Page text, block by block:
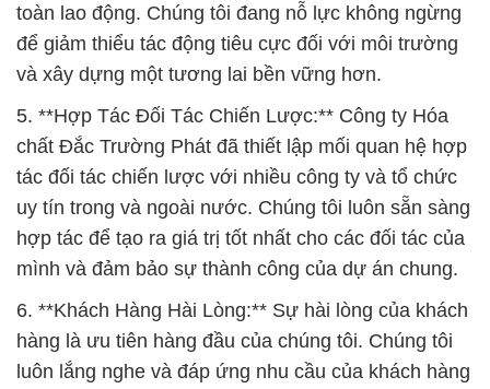
toàn lao động. Chúng tôi đang nỗ lực không ngừng
để giảm thiểu tác động tiêu cực đối với môi trường
và xây dựng một tương lai bền vững hơn.
5. **Hợp Tác Đối Tác Chiến Lược:** Công ty Hóa
chất Đắc Trường Phát đã thiết lập mối quan hệ hợp
tác đối tác chiến lược với nhiều công ty và tổ chức
uy tín trong và ngoài nước. Chúng tôi luôn sẵn sàng
hợp tác để tạo ra giá trị tốt nhất cho các đối tác của
mình và đảm bảo sự thành công của dự án chung.
6. **Khách Hàng Hài Lòng:** Sự hài lòng của khách
hàng là ưu tiên hàng đầu của chúng tôi. Chúng tôi
luôn lắng nghe và đáp ứng nhu cầu của khách hàng